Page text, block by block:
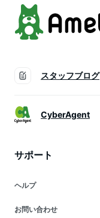
スタッフブログ
CyberAgent
サポート
ヘルプ
お問い合わせ